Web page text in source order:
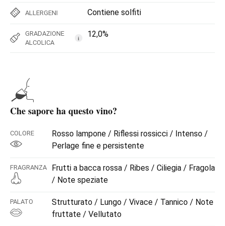
ALLERGENI Contiene solfiti
GRADAZIONE
ALCOLICA
i 12,0%
Che sapore ha questo vino?
COLORE
Rosso lampone / Riflessi rossicci / Intenso /
Perlage fine e persistente
FRAGRANZA
Frutti a bacca rossa / Ribes / Ciliegia / Fragola
/ Note speziate
PALATO
Strutturato / Lungo / Vivace / Tannico / Note
fruttate / Vellutato